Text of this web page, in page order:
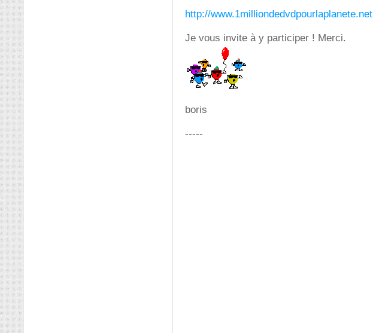
http://www.1milliondedvdpourlaplanete.net
Je vous invite à y participer ! Merci.
boris
-----